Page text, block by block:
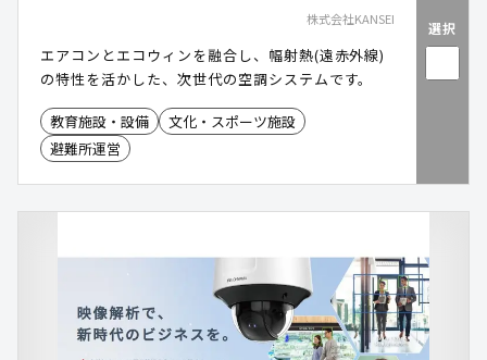
株式会社KANSEI
エアコンとエコウィンを融合し、幅射熱(遠赤外線)
の特性を活かした、次世代の空調システムです。
教育施設・設備
文化・スポーツ施設
避難所運営
選択